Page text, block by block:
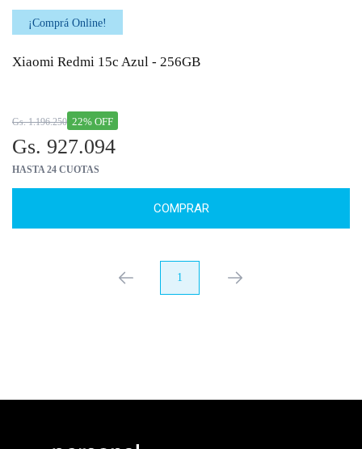
¡Comprá Online!
Xiaomi Redmi 15c Azul - 256GB
22% OFF
Gs. 1.196.250
Gs. 927.094
HASTA 24 CUOTAS
COMPRAR
anterior 1 próximo